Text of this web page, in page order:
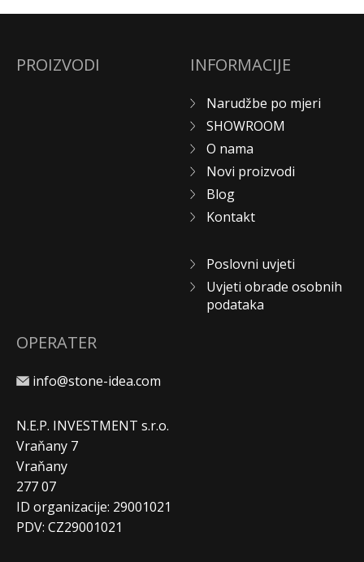
PROIZVODI INFORMACIJE
Narudžbe po mjeri
SHOWROOM
O nama
Novi proizvodi
Blog
Kontakt
Poslovni uvjeti
Uvjeti obrade osobnih
podataka
OPERATER
info@stone-idea.com
N.E.P. INVESTMENT s.r.o.
Vraňany 7
Vraňany
277 07
ID organizacije: 29001021
PDV: CZ29001021